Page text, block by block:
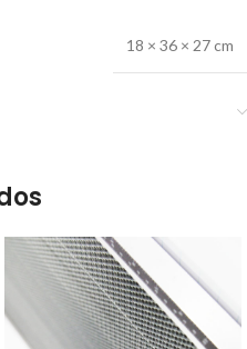
18 × 36 × 27 cm